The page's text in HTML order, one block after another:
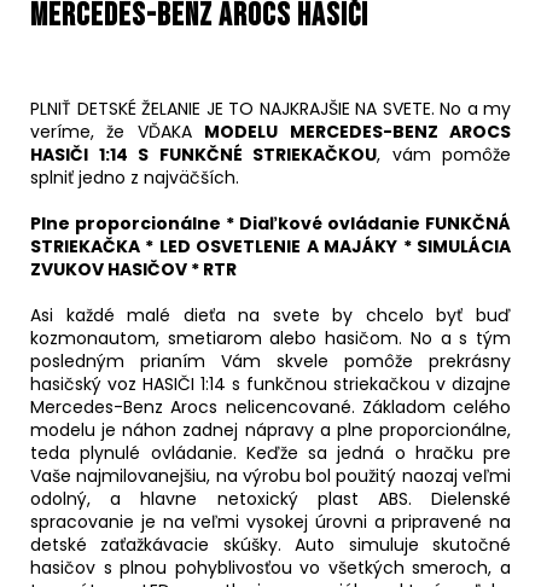
Mercedes-Benz Arocs HASIČI
PLNIŤ DETSKÉ ŽELANIE JE TO NAJKRAJŠIE NA SVETE. No a my
veríme, že VĎAKA MODELU MERCEDES-BENZ AROCS
HASIČI 1:14 S FUNKČNÉ STRIEKAČKOU, vám pomôže
splniť jedno z najväčších.
Plne proporcionálne * Diaľkové ovládanie FUNKČNÁ
STRIEKAČKA * LED OSVETLENIE A MAJÁKY * SIMULÁCIA
ZVUKOV HASIČOV * RTR
Asi každé malé dieťa na svete by chcelo byť buď
kozmonautom, smetiarom alebo hasičom. No a s tým
posledným prianím Vám skvele pomôže prekrásny
hasičský voz HASIČI 1:14 s funkčnou striekačkou v dizajne
Mercedes-Benz Arocs nelicencované. Základom celého
modelu je náhon zadnej nápravy a plne proporcionálne,
teda plynulé ovládanie. Keďže sa jedná o hračku pre
Vaše najmilovanejšiu, na výrobu bol použitý naozaj veľmi
odolný, a hlavne netoxický plast ABS. Dielenské
spracovanie je na veľmi vysokej úrovni a pripravené na
detské zaťažkávacie skúšky. Auto simuluje skutočné
hasičov s plnou pohyblivosťou vo všetkých smeroch, a